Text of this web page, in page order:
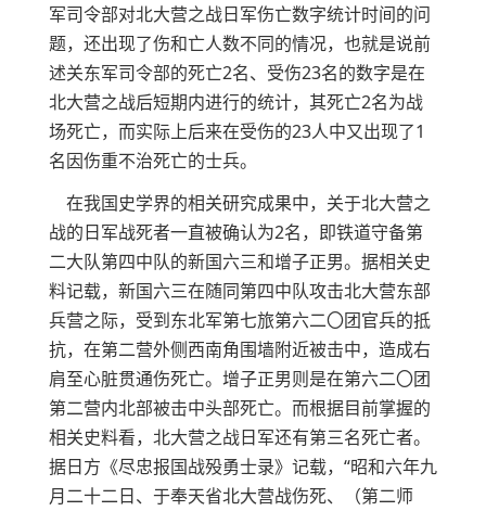
军司令部对北大营之战日军伤亡数字统计时间的问
题，还出现了伤和亡人数不同的情况，也就是说前
述关东军司令部的死亡2名、受伤23名的数字是在
北大营之战后短期内进行的统计，其死亡2名为战
场死亡，而实际上后来在受伤的23人中又出现了1
名因伤重不治死亡的士兵。
在我国史学界的相关研究成果中，关于北大营之
战的日军战死者一直被确认为2名，即铁道守备第
二大队第四中队的新国六三和增子正男。据相关史
料记载，新国六三在随同第四中队攻击北大营东部
兵营之际，受到东北军第七旅第六二〇团官兵的抵
抗，在第二营外侧西南角围墙附近被击中，造成右
肩至心脏贯通伤死亡。增子正男则是在第六二〇团
第二营内北部被击中头部死亡。而根据目前掌握的
相关史料看，北大营之战日军还有第三名死亡者。
据日方《尽忠报国战殁勇士录》记载，“昭和六年九
月二十二日、于奉天省北大营战伤死、（第二师